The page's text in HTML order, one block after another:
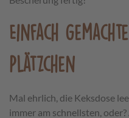
Einfach
Plätzchen
Mal ehrlich, die Keksdose
immer am schnellsten,